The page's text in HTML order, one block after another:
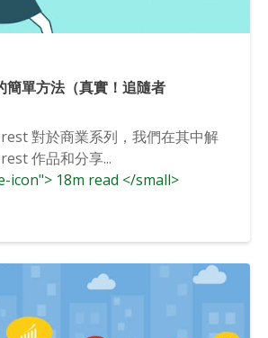
簡單方法（真實！追隨者
對於商業系列，我們在其中解
作品和分享...
icon"> 18m read </small>